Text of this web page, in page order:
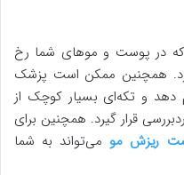
در پوست و موهای شما رخ
همچنین ممکن است پزشک
و تکه‌ای بسیار کوچک از
قرار گیرد. همچنین برای
ریزش مو می‌تواند به شما